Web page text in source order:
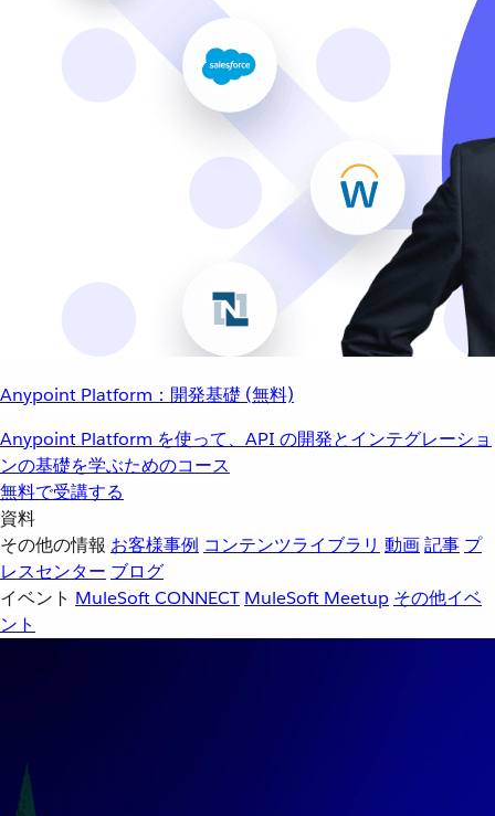
Anypoint Platform：開発基礎 (無料)
Anypoint Platform を使って、API の開発とインテグレーショ
ンの基礎を学ぶためのコース
無料で受講する
資料
その他の情報 お客様事例 コンテンツライブラリ 動画記事 プ
レスセンター ブログ
イベント MuleSoft CONNECT MuleSoft Meetup その他イベ
ント